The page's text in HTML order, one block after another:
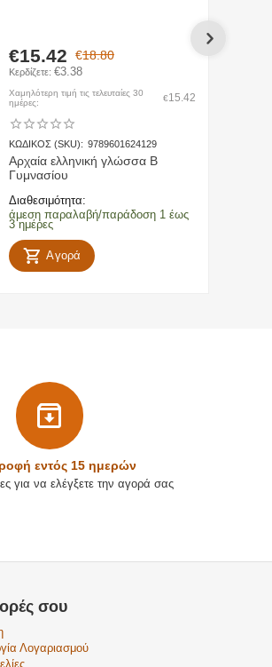
€18.80
€15.42
Κερδίζετε: €3.38
Χαμηλότερη τιμή τις τελευταίες 30
ημέρες:
€15.42
ΚΩΔΙΚΟΣ (SKU): 9789601624129
Αρχαία ελληνική γλώσσα Β
Γυμνασίου
Διαθεσιμότητα:
άμεση παραλαβή/παράδοση 1 έως
3 ημέρες
Αγορά
εντός 15 ημερών
για να ελέγξετε την αγορά σας
σου
Λογαριασμού